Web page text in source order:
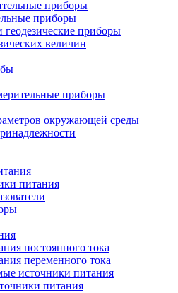
приборы
приборы
приборы
величин
приборы
окружающей среды
питания
постоянного тока
переменного тока
источники питания
питания